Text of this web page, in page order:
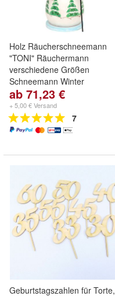
Holz Räucherschneemann
"TONI" Räuchermann
verschiedene Größen
Schneemann Winter
ab 71,23 €
+ 5,00 € Versand
7
Geburtstagszahlen für Torte,